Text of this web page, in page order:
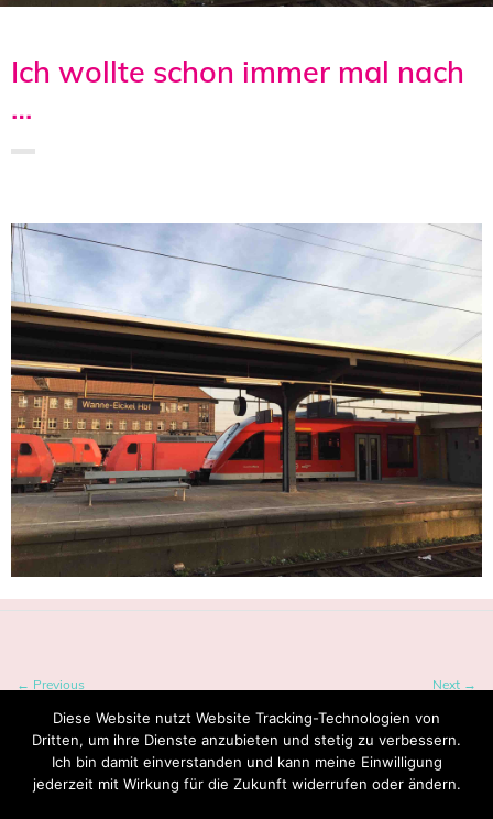
Ich wollte schon immer mal nach
…
Next →
← Previous
Diese Website nutzt Website Tracking-Technologien von
Dritten, um ihre Dienste anzubieten und stetig zu verbessern.
Ich bin damit einverstanden und kann meine Einwilligung
jederzeit mit Wirkung für die Zukunft widerrufen oder ändern.